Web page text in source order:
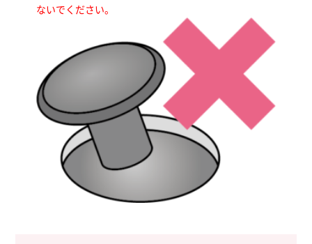
ないでください。